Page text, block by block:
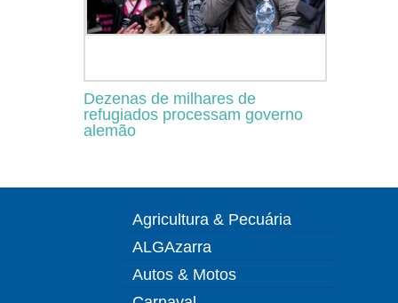
Dezenas de milhares de
refugiados processam governo
alemão
Agricultura & Pecuária
ALGAzarra
Autos & Motos